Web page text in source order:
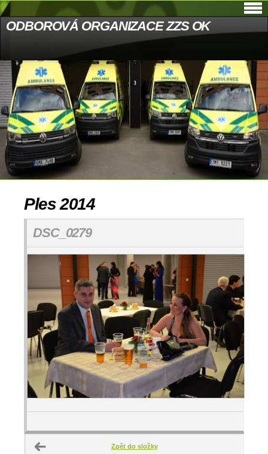
ODBOROVÁ ORGANIZACE ZZS OK
Ples 2014
DSC_0279
Zpět do složky